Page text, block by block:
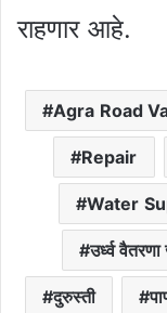
राहणार आहे.
Agra Road
Repair
Water
उर्ध्व
दुरुस्ती